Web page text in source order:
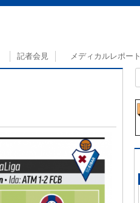
記者会見 メディカルレポート